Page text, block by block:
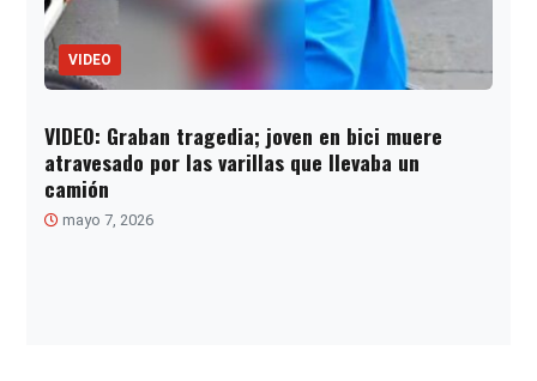
VIDEO
VIDEO: Graban tragedia; joven en bici muere
atravesado por las varillas que llevaba un
camión
mayo 7, 2026